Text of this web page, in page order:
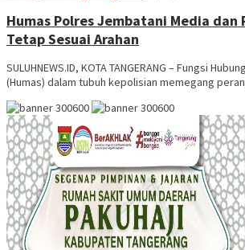
Humas Polres Jembatani Media
Tetap Sesuai Arahan
SULUHNEWS.ID, KOTA TANGERANG – Fungsi
(Humas) dalam tubuh kepolisian memegang